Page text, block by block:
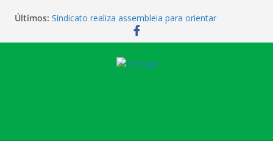
Últimos: Sindicato realiza assembleia para orientar
cobradores sobre novas possibilidades de
qualificação e recolocação profissional
Sindicato promove encontro para orientar
cobradores sobre qualificação e recolocação